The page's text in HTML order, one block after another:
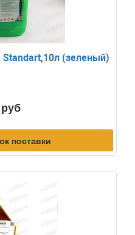
(зеленый)
поставки